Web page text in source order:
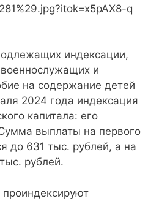
q
индексации,
и
на содержание детей
2024 года индексация
капитала: его
выплаты на первого
до 631 тыс. рублей, а на
рублей.